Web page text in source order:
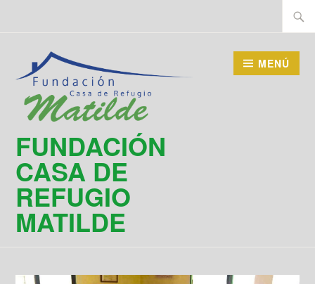
contenido
FUNDACIÓN
CASA DE
REFUGIO
MATILDE
MENÚ